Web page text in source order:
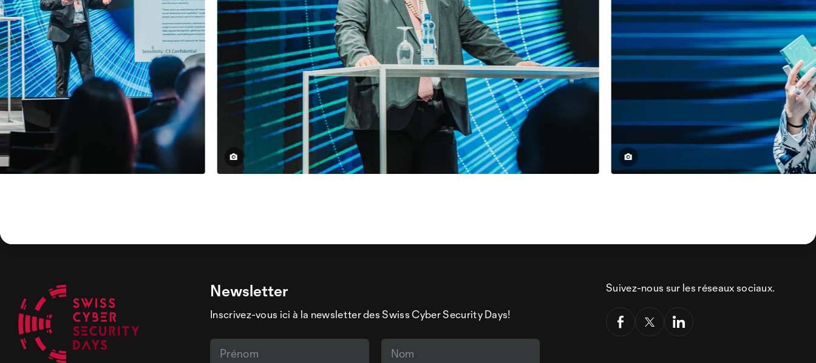
Newsletter
Inscrivez-vous ici à la newsletter des Swiss Cyber Security Days!
Suivez-nous sur les réseaux sociaux.